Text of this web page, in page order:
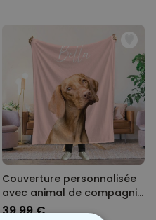
Couverture personnalisée
avec animal de compagnie
et fond couleur
39,99 €